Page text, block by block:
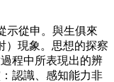
示從申。與生俱來
）現象。思想的探察
程中所表現出的辨
認識、感知能力非